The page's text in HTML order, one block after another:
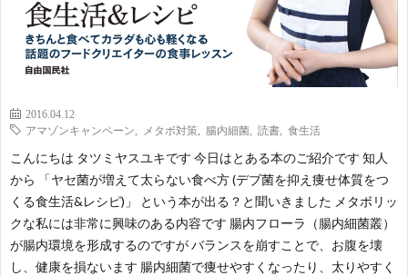
2016.04.12
アマゾンキャンペーン
メタボ対策 腸内細菌 読書 食生活
こんにちは タツミヤスユキです 今日はとある本のご紹介です 知人
から 「ヤセ菌が増えて太らない食べ方 (デブ菌を抑え痩せ体質をつ
くる食生活&レシピ)」 という本が出る？と聞いきました メタボリッ
クな私には非常に興味のある内容です 腸内フローラ（腸内細菌叢）
が腸内環境を形成するのですが バランスを崩すことで、お腹を壊
し、健康を損ないます 腸内細菌で痩せやすくなったり、太りやすく